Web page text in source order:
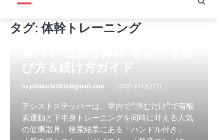
タグ:体幹トレーニング
【アシストステッパー】ハン
ドル付き・筋力アシスト・ツ
イスト・天然木まで徹底分類！
び方＆続け方ガイド
by pikakichi2015@gmail.com 2025年12月27日
アシストステッパーは、室内で“踏むだけ”で有酸
素運動と下半身トレーニングを同時に叶える人気
の健康器具。検索結果にある「ハンドル付き」